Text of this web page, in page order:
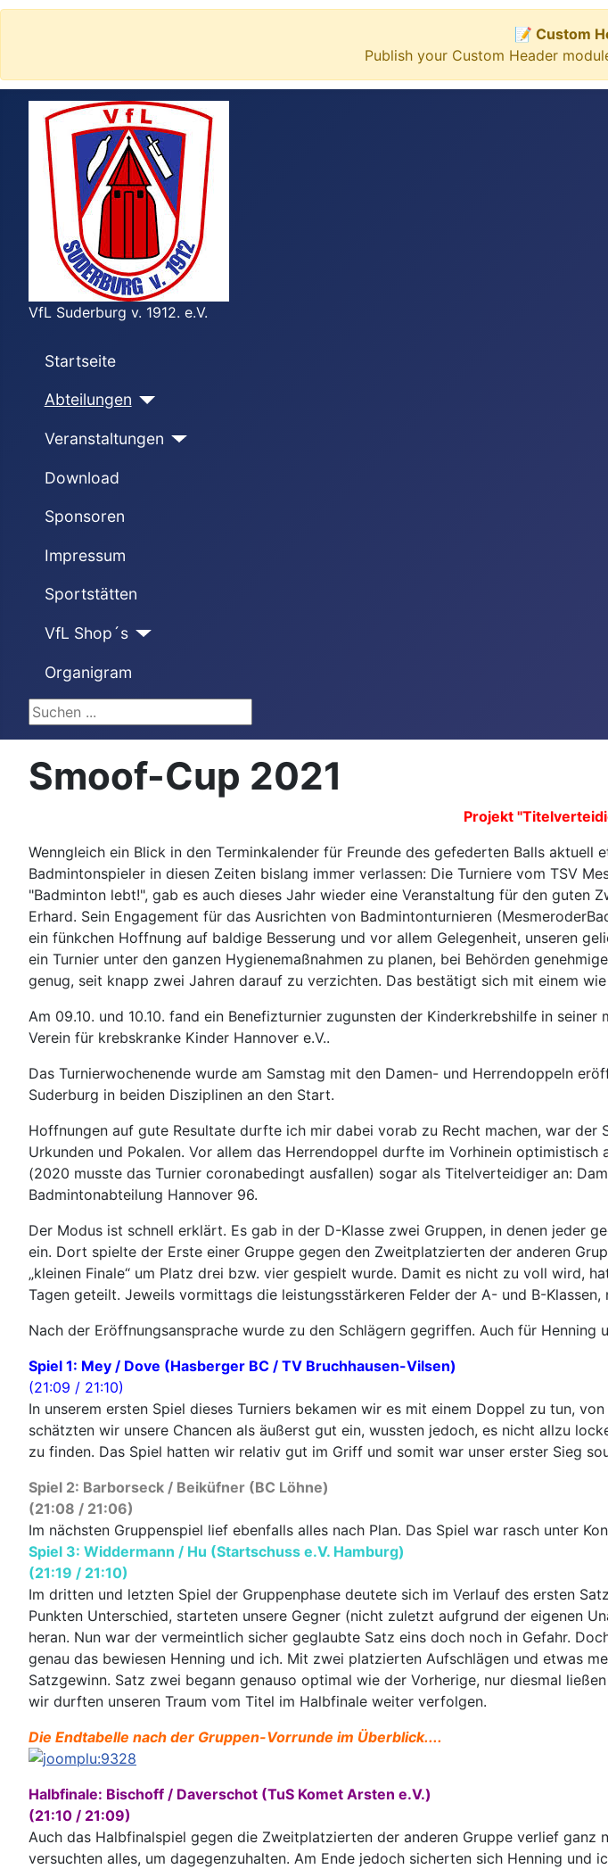
📝 Custom
Publish your Custom Header
VfL Suderburg v. 1912. e.V.
Startseite
Abteilungen
Veranstaltungen
Download
Sponsoren
Impressum
Sportstätten
VfL Shop´s
Organigram
Suchen ...
Smoof-Cup 2021
Projekt
Wenngleich ein Blick in den Terminkalender für Freunde des gefederten Balls
Badmintonspieler in diesen Zeiten bislang immer verlassen: Die Turniere vom TSV
"Badminton lebt!", gab es auch dieses Jahr wieder eine Veranstaltung für den
Erhard. Sein Engagement für das Ausrichten von Badmintonturnieren
ein fünkchen Hoffnung auf baldige Besserung und vor allem Gelegenheit, unseren
ein Turnier unter den ganzen Hygienemaßnahmen zu planen, bei Behörden
genug, seit knapp zwei Jahren darauf zu verzichten. Das bestätigt sich mit einem
Am 09.10. und 10.10. fand ein Benefizturnier zugunsten der Kinderkrebshilfe in
Verein für krebskranke Kinder Hannover e.V..
Das Turnierwochenende wurde am Samstag mit den Damen- und Herrendoppeln
Suderburg in beiden Disziplinen an den Start.
Hoffnungen auf gute Resultate durfte ich mir dabei vorab zu Recht machen, war
Urkunden und Pokalen. Vor allem das Herrendoppel durfte im Vorhinein
(2020 musste das Turnier coronabedingt ausfallen) sogar als Titelverteidiger an:
Badmintonabteilung Hannover 96.
Der Modus ist schnell erklärt. Es gab in der D-Klasse zwei Gruppen, in denen jeder
ein. Dort spielte der Erste einer Gruppe gegen den Zweitplatzierten der anderen
„kleinen Finale“ um Platz drei bzw. vier gespielt wurde. Damit es nicht zu voll wird,
Tagen geteilt. Jeweils vormittags die leistungsstärkeren Felder der A- und B-
Nach der Eröffnungsansprache wurde zu den Schlägern gegriffen. Auch für
Spiel 1: Mey / Dove (Hasberger BC / TV Bruchhausen-Vilsen)
(21:09 / 21:10)
In unserem ersten Spiel dieses Turniers bekamen wir es mit einem Doppel zu tun,
schätzten wir unsere Chancen als äußerst gut ein, wussten jedoch, es nicht allzu
zu finden. Das Spiel hatten wir relativ gut im Griff und somit war unser erster Sieg
Spiel 2: Barborseck / Beiküfner (BC Löhne)
(21:08 / 21:06)
Im nächsten Gruppenspiel lief ebenfalls alles nach Plan. Das Spiel war rasch unter
Spiel 3: Widdermann / Hu (Startschuss e.V. Hamburg)
(21:19 / 21:10)
Im dritten und letzten Spiel der Gruppenphase deutete sich im Verlauf des ersten
Punkten Unterschied, starteten unsere Gegner (nicht zuletzt aufgrund der eigenen
heran. Nun war der vermeintlich sicher geglaubte Satz eins doch noch in Gefahr.
genau das bewiesen Henning und ich. Mit zwei platzierten Aufschlägen und etwas
Satzgewinn. Satz zwei begann genauso optimal wie der Vorherige, nur diesmal
wir durften unseren Traum vom Titel im Halbfinale weiter verfolgen.
Die Endtabelle nach der Gruppen-Vorrunde im Überblick....
Halbfinale: Bischoff / Daverschot (TuS Komet Arsten e.V.)
(21:10 / 21:09)
Auch das Halbfinalspiel gegen die Zweitplatzierten der anderen Gruppe verlief ganz
versuchten alles, um dagegenzuhalten. Am Ende jedoch sicherten sich Henning